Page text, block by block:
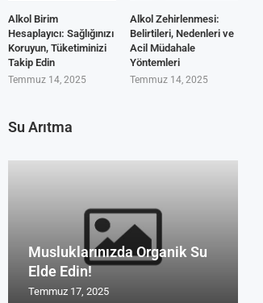
Alkol Birim
Hesaplayıcı: Sağlığınızı
Koruyun, Tüketiminizi
Takip Edin
Temmuz 14, 2025
Alkol Zehirlenmesi:
Belirtileri, Nedenleri ve
Acil Müdahale
Yöntemleri
Temmuz 14, 2025
Su Arıtma
Musluklarınızda Organik Su
Elde Edin!
Temmuz 17, 2025